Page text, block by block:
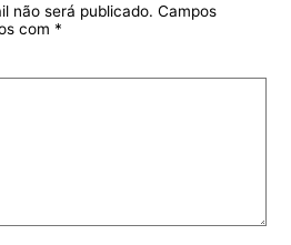
não será publicado. Campos
com *